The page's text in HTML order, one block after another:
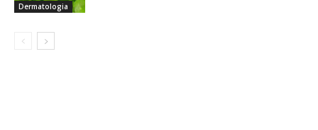
Dermatologia